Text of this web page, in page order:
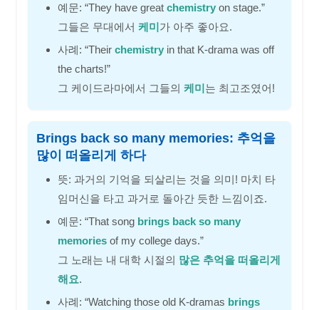
예문: “They have great chemistry on stage.”
그들은 무대에서 케미가 아주 좋아요.
사례: “Their chemistry in that K-drama was off
the charts!”
그 케이드라마에서 그들의 케미는 최고조였어!
Brings back so many memories: 추억을
많이 떠올리게 하다
뜻: 과거의 기억을 되살리는 것을 의미! 마치 타
임머신을 타고 과거로 돌아간 듯한 느낌이죠.
예문: “That song brings back so many
memories of my college days.”
그 노래는 내 대학 시절의 많은 추억을 떠올리게
해요.
사례: “Watching those old K-dramas brings